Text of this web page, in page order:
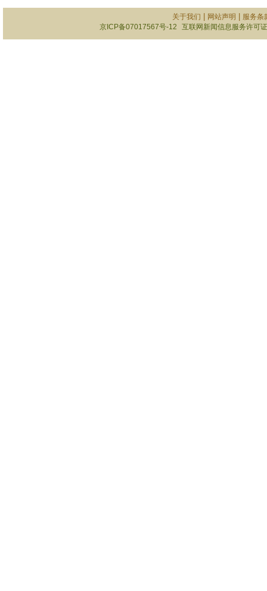
关于我们 网站声明
服务条
京ICP备07017567号-12
互联网新闻信息服务许可证